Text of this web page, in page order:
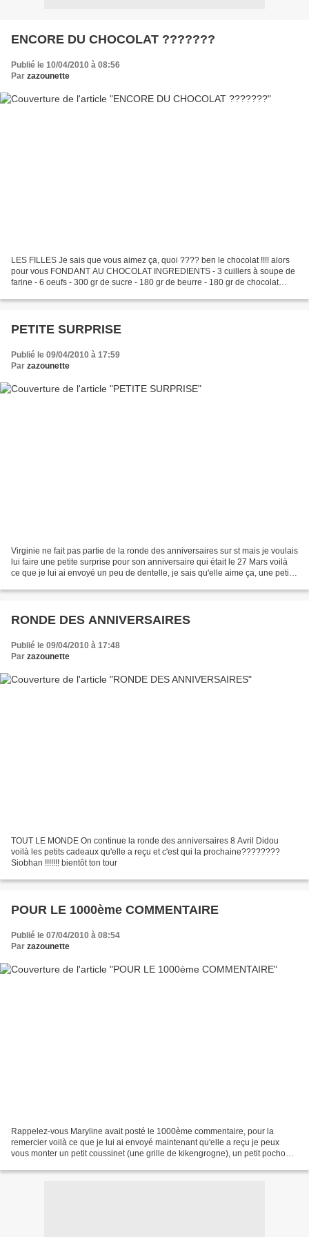
ENCORE DU CHOCOLAT ???????
Publié le 10/04/2010 à 08:56
Par zazounette
LES FILLES Je sais que vous aimez ça, quoi ???? ben le chocolat !!!! alors
pour vous FONDANT AU CHOCOLAT INGREDIENTS - 3 cuillers à soupe de
farine - 6 oeufs - 300 gr de sucre - 180 gr de beurre - 180 gr de chocolat
PETITE SURPRISE
Publié le 09/04/2010 à 17:59
Par zazounette
Virginie ne fait pas partie de la ronde des anniversaires sur st mais je voulais
lui faire une petite surprise pour son anniversaire qui était le 27 Mars voilà
ce que je lui ai envoyé un peu de dentelle, je sais qu'elle aime ça, une petite
RONDE DES ANNIVERSAIRES
Publié le 09/04/2010 à 17:48
Par zazounette
TOUT LE MONDE On continue la ronde des anniversaires 8 Avril Didou
voilà les petits cadeaux qu'elle a reçu et c'est qui la prochaine????????
Siobhan !!!!!!! bientôt ton tour
POUR LE 1000ème COMMENTAIRE
Publié le 07/04/2010 à 08:54
Par zazounette
Rappelez-vous Maryline avait posté le 1000ème commentaire, pour la
remercier voilà ce que je lui ai envoyé maintenant qu'elle a reçu je peux
vous monter un petit coussinet (une grille de kikengrogne), un petit pochon